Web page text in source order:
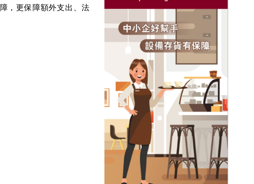
，更保障額外支出、法